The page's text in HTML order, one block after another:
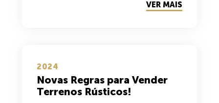
VER MAIS
2024
Novas Regras para Vender
Terrenos Rústicos!